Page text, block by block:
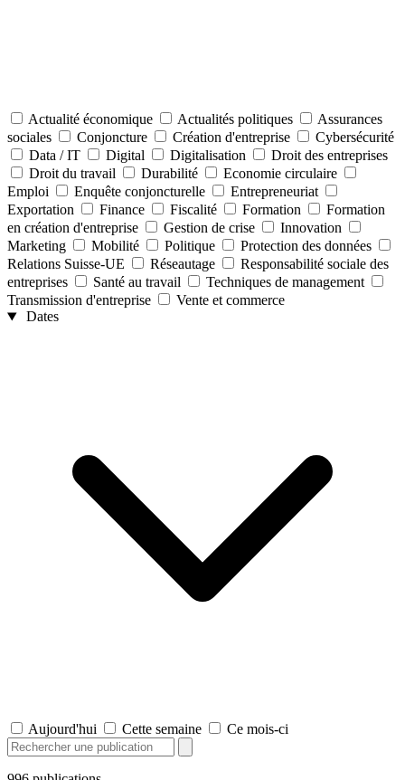
Actualité économique Actualités politiques
Assurances
sociales
Conjoncture Création d'entreprise
Cybersécurité
Data / IT
Digital Digitalisation
Droit des entreprises
Droit du travail
Durabilité
Economie circulaire
Emploi
Enquête conjoncturelle
Entrepreneuriat
Exportation
Finance Fiscalité Formation
Formation
en création d'entreprise
Gestion de crise
Innovation
Marketing
Mobilité Politique
Protection des données
Relations Suisse-UE
Réseautage
Responsabilité sociale des
entreprises
Santé au travail
Techniques de management
Transmission d'entreprise
Vente et commerce
Dates
Aujourd'hui Cette semaine Ce mois-ci